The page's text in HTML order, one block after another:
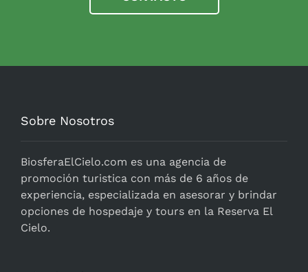
Sobre Nosotros
BiosferaElCielo.com es una agencia de
promoción turistica con más de 6 años de
experiencia, especializada en asesorar y brindar
opciones de hospedaje y tours en la Reserva El
Cielo.